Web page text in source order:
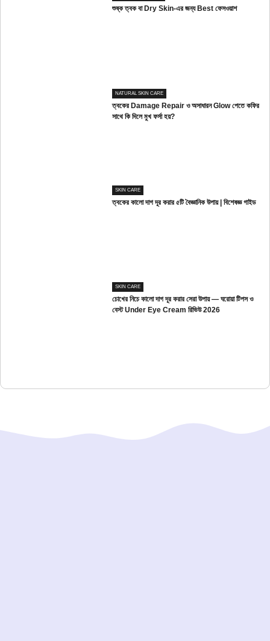
শুষ্ক ত্বক বা Dry Skin-এর জন্য Best ফেসওয়াশ
NATURAL SKIN CARE
ত্বকের Damage Repair ও অসাধারন Glow পেতে কফির
সাথে কি দিলে মুখ ফর্সা হয়?
SKIN CARE
ত্বকের কালো দাগ দূর করার ৫টি বৈজ্ঞানিক উপায় | বিশেষজ্ঞ গাইড
SKIN CARE
চোখের নিচে কালো দাগ দূর করার সেরা উপায় — ঘরোয়া টিপস ও
বেস্ট Under Eye Cream রিভিউ 2026